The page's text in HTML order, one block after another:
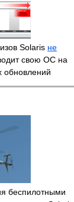
Solaris не
свою ОС на
обновлений
беспилотными